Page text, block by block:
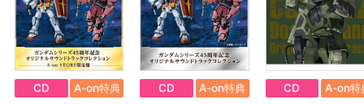
CD
A-on特典
CD
A-on特典
CD
A-on特